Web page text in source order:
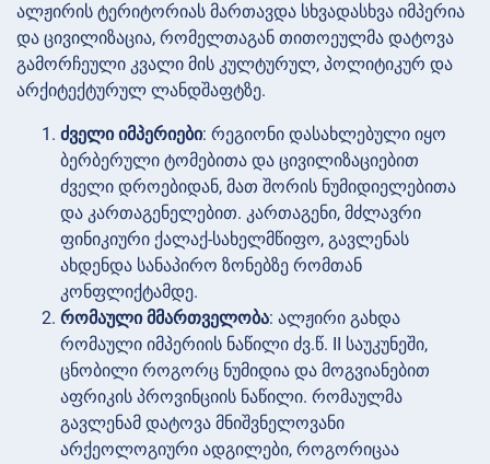
ალჟირის ტერიტორიას მართავდა სხვადასხვა იმპერია
და ცივილიზაცია, რომელთაგან თითოეულმა დატოვა
გამორჩეული კვალი მის კულტურულ, პოლიტიკურ და
არქიტექტურულ ლანდშაფტზე.
ძველი იმპერიები: რეგიონი დასახლებული იყო
ბერბერული ტომებითა და ცივილიზაციებით
ძველი დროებიდან, მათ შორის ნუმიდიელებითა
და კართაგენელებით. კართაგენი, მძლავრი
ფინიკიური ქალაქ-სახელმწიფო, გავლენას
ახდენდა სანაპირო ზონებზე რომთან
კონფლიქტამდე.
რომაული მმართველობა: ალჟირი გახდა
რომაული იმპერიის ნაწილი ძვ.წ. II საუკუნეში,
ცნობილი როგორც ნუმიდია და მოგვიანებით
აფრიკის პროვინციის ნაწილი. რომაულმა
გავლენამ დატოვა მნიშვნელოვანი
არქეოლოგიური ადგილები, როგორიცაა